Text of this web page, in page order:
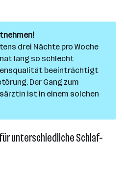
drei Nächte pro Woche
lang so schlecht
beeinträchtigt
Der Gang zum
ist in einem solchen
unterschiedliche Schlaf-